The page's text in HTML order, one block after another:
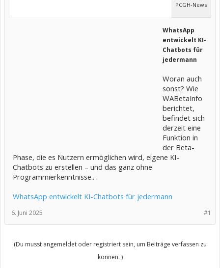
PCGH-News
WhatsApp
entwickelt KI-
Chatbots für
jedermann
Woran auch
sonst? Wie
WABetaInfo
berichtet,
befindet sich
derzeit eine
Funktion in
der Beta-
Phase, die es Nutzern ermöglichen wird, eigene KI-
Chatbots zu erstellen – und das ganz ohne
Programmierkenntnisse.. .
WhatsApp entwickelt KI-Chatbots für jedermann
#1
6. Juni 2025
(Du musst angemeldet oder registriert sein, um Beiträge verfassen zu
können. )